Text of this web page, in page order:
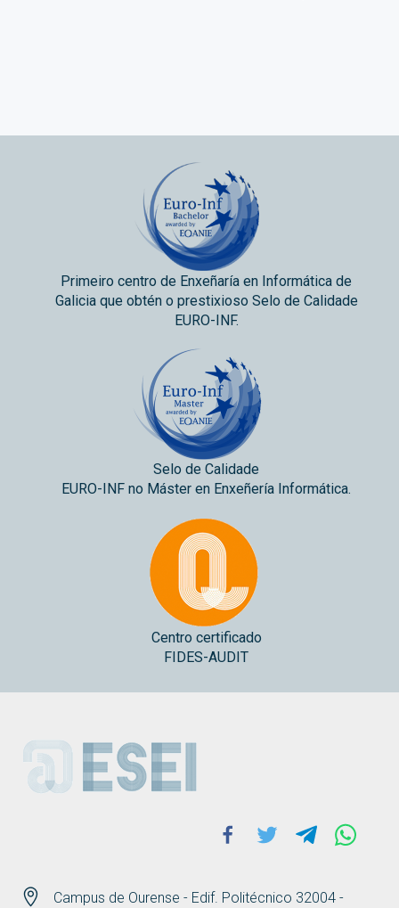
Primeiro centro de Enxeñaría en Informática de
Galicia que obtén o prestixioso Selo de Calidade
EURO-INF.
Selo de Calidade
EURO-INF no Máster en Enxeñería Informática.
Centro certificado
FIDES-AUDIT
ESEI
Campus de Ourense - Edif. Politécnico 32004 -
Facebook
Twitter Telegram